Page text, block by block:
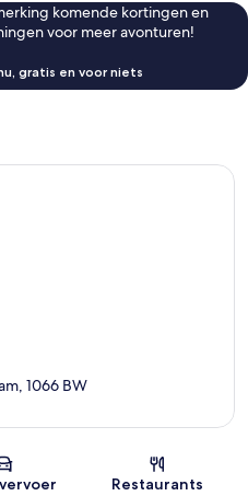
komende kortingen en
voor meer avonturen!
gratis en voor niets
Kaart
1066 BW
Restaurants